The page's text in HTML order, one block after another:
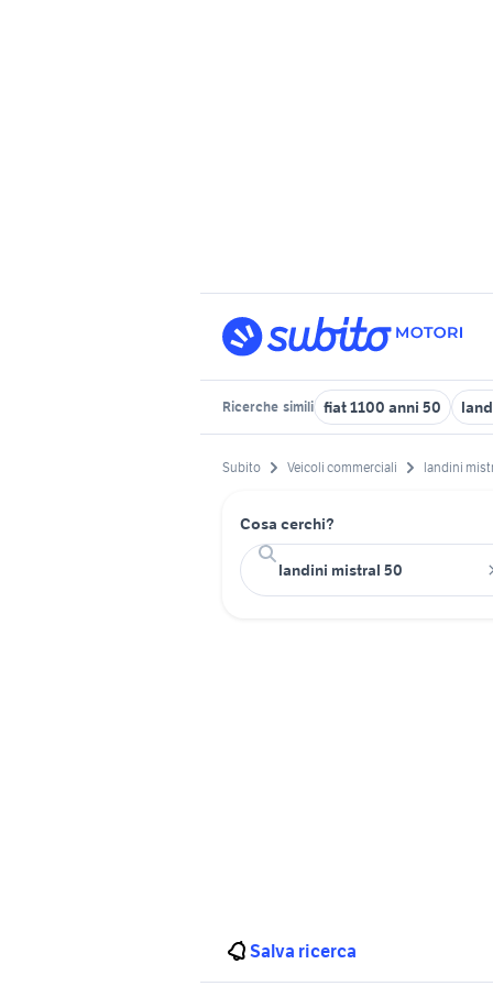
Ricerche simili fiat 1100 anni 50
Subito Veicoli commerciali landini
Cosa cerchi?
Salva ricerca